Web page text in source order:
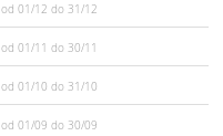
od 01/12 do 31/12
od 01/11 do 30/11
od 01/10 do 31/10
od 01/09 do 30/09